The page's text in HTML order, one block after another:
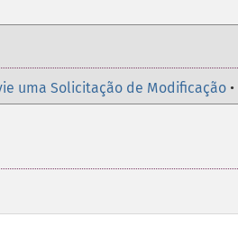
uma Solicitação de Modificação •